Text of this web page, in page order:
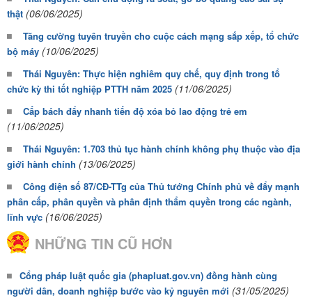
thật (06/06/2025)
Tăng cường tuyên truyền cho cuộc cách mạng sắp xếp, tổ chức
bộ máy (10/06/2025)
Thái Nguyên: Thực hiện nghiêm quy chế, quy định trong tổ
chức kỳ thi tốt nghiệp PTTH năm 2025 (11/06/2025)
Cấp bách đẩy nhanh tiến độ xóa bỏ lao động trẻ em
(11/06/2025)
Thái Nguyên: 1.703 thủ tục hành chính không phụ thuộc vào địa
giới hành chính (13/06/2025)
Công điện số 87/CĐ-TTg của Thủ tướng Chính phủ về đẩy mạnh
phân cấp, phân quyền và phân định thẩm quyền trong các ngành,
lĩnh vực (16/06/2025)
NHỮNG TIN CŨ HƠN
Cổng pháp luật quốc gia (phapluat.gov.vn) đồng hành cùng
người dân, doanh nghiệp bước vào kỷ nguyên mới (31/05/2025)